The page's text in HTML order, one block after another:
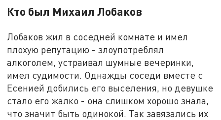
Кто был Михаил Лобаков
Лобаков жил в соседней комнате и имел
плохую репутацию - злоупотреблял
алкоголем, устраивал шумные вечеринки,
имел судимости. Однажды соседи вместе с
Есенией добились его выселения, но девушке
стало его жалко - она слишком хорошо знала,
что значит быть одинокой. Так завязались их